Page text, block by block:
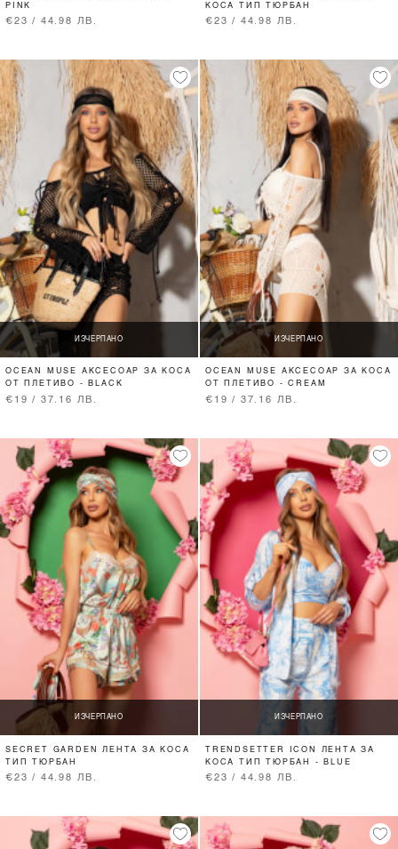
PINK
€23 / 44.98 ЛВ.
КОСА ТИП ТЮРБАН
€23 / 44.98 ЛВ.
ИЗЧЕРПАНО
OCEAN MUSE АКСЕСОАР ЗА КОСА
ОТ ПЛЕТИВО - BLACK
€19 / 37.16 ЛВ.
ИЗЧЕРПАНО
OCEAN MUSE АКСЕСОАР ЗА КОСА
ОТ ПЛЕТИВО - CREAM
€19 / 37.16 ЛВ.
ИЗЧЕРПАНО
SECRET GARDEN ЛЕНТА ЗА КОСА
ТИП ТЮРБАН
€23 / 44.98 ЛВ.
ИЗЧЕРПАНО
TRENDSETTER ICON ЛЕНТА ЗА
КОСА ТИП ТЮРБАН - BLUE
€23 / 44.98 ЛВ.